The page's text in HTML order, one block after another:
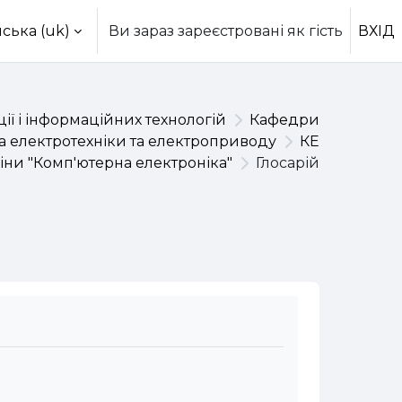
‎(uk)‎ Ви зараз зареєстровані як гість ВХІД
і інформаційних технологій
Кафедри
електротехніки та електроприводу
КЕ
"Комп'ютерна електроніка"
Глосарій